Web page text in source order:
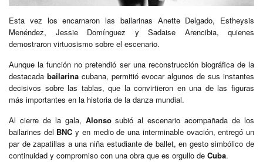
Esta vez los encarnaron las bailarinas Anette Delgado, Estheysis
Menéndez, Jessie Domínguez y Sadaise Arencibia, quienes
demostraron virtuosismo sobre el escenario.
Aunque la función no pretendió ser una reconstrucción biográfica de la
destacada bailarina cubana, permitió evocar algunos de sus instantes
decisivos sobre las tablas, que la convirtieron en una de las figuras
más importantes en la historia de la danza mundial.
Al cierre de la gala, Alonsosubió al escenario acompañada de los
bailarines del BNC y en medio de una interminable ovación, entregó un
par de zapatillas a una niña estudiante de ballet, en gesto simbólico de
continuidad y compromiso con una obra que es orgullo de Cuba.